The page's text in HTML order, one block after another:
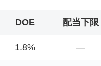
DOE 配当下限
1.8% ―